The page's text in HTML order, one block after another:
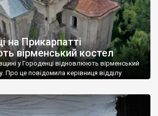
на Прикарпатті
вірменський костел
у Городенці відновлюють вірменський
Про це повідомила керівниця відділу
значення. Про те, що дах будівлі може
року і не витримати зиму, били на сполох